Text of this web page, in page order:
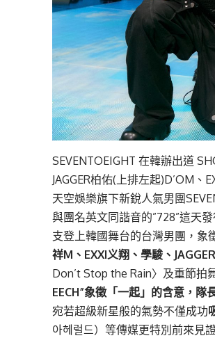
SEVENTOEIGHT 在韓辦出道
JAGGER柏佑(上排左起)D’OM
天空娛樂旗下新銳人氣男團
與團名英文同諧音的”728”這天
支登上韓國舞台的台灣男團，象
祥M、EXXI义翔、學駿、
Don’t Stop the Rain〉及重節拍
EECH”象徵「一起」的含意，隊
宛若超級新星般的氣勢不僅成功
아헤럴드）等傳媒更特別前來見